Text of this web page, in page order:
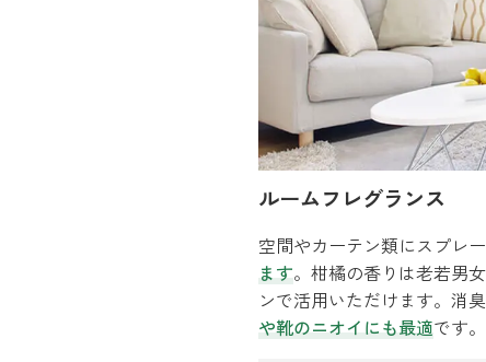
ルームフレグランス
空間やカーテン類にスプレー
ます。柑橘の香りは老若男
ンで活用いただけます。消
や靴のニオイにも最適です。